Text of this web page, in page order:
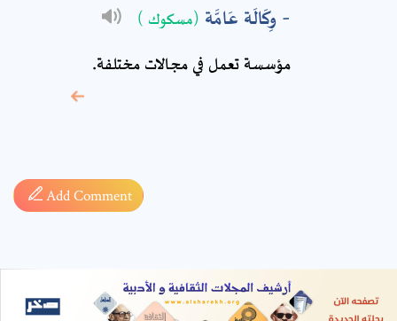
وِكَالَة عَامَّة (مسكوك )
مؤسسة تعمل في مجالات مختلفة.
Add Comment
required fields